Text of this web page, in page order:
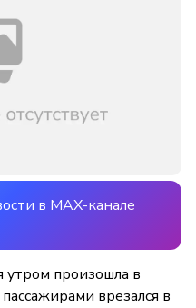
в MAX-канале
утром произошла в
врезался в